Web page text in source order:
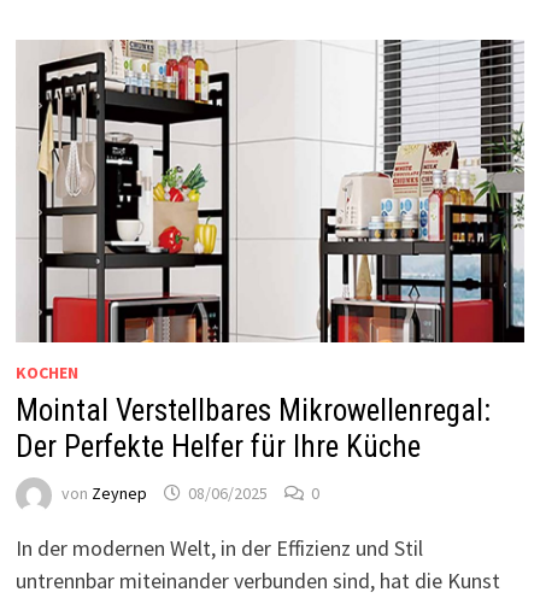
KOCHEN
Mointal Verstellbares Mikrowellenregal:
Der Perfekte Helfer für Ihre Küche
von Zeynep 08/06/2025 0
In der modernen Welt, in der Effizienz und Stil
untrennbar miteinander verbunden sind, hat die Kunst